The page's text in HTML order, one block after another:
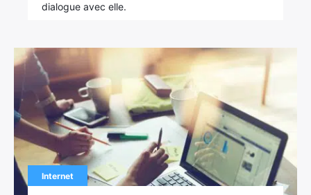
dialogue avec elle.
Internet